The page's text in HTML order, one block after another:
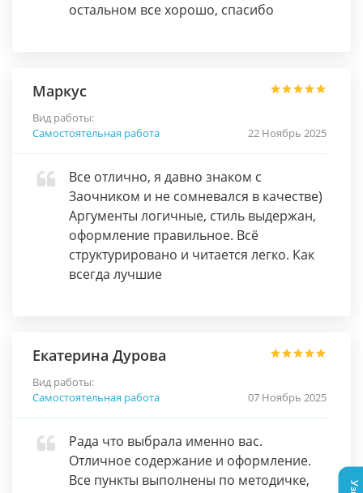
остальном все хорошо, спасибо
Маркус
Вид работы:
Самостоятельная работа
22 Ноябрь 2025
Все отлично, я давно знаком с
Заочником и не сомневался в качестве)
Аргументы логичные, стиль выдержан,
оформление правильное. Всё
структурировано и читается легко. Как
всегда лучшие
Екатерина Дурова
Вид работы:
Самостоятельная работа
07 Ноябрь 2025
Рада что выбрала именно вас.
Отличное содержание и оформление.
Все пункты выполнены по методичке,